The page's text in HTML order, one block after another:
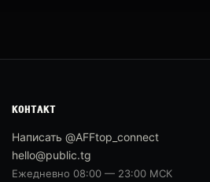
КОНТАКТ
Написать @AFFtop_connect
hello@public.tg
Ежедневно 08:00 — 23:00 МСК